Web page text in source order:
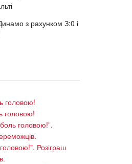
з рахунком З:0 і
головою!
головою!
головою!”.
Розіграш